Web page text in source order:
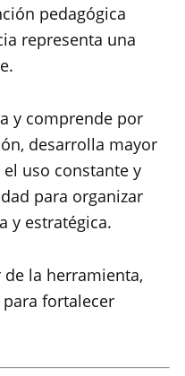
pedagógica
representa una
y comprende por
desarrolla mayor
uso constante y
para organizar
y estratégica.
la herramienta,
fortalecer